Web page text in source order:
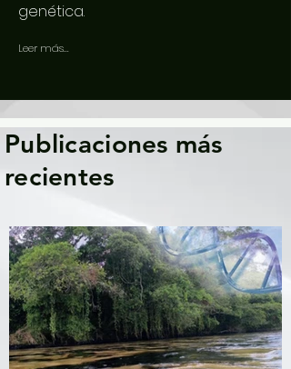
genética.
Leer más...
Publicaciones más
recientes